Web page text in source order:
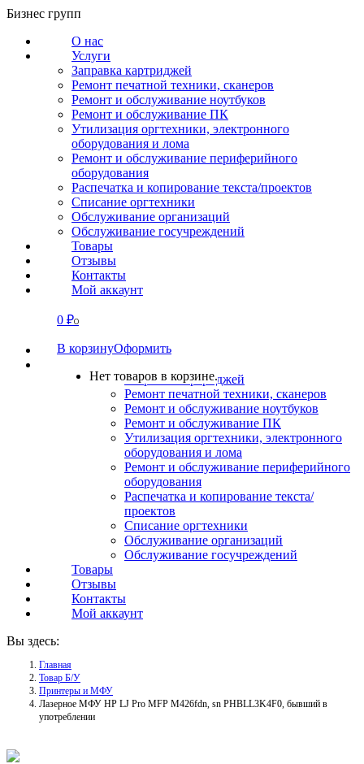
Перейти
содержанию
Бизнес групп
О нас
Услуги
Заправка картриджей
Ремонт печатной техники, сканеров
Ремонт и обслуживание ноутбуков
Ремонт и обслуживание ПК
Утилизация оргтехники, электронного
оборудования и лома
Ремонт и обслуживание периферийного
оборудования
Распечатка и копирование текста/проектов
Списание оргтехники
Обслуживание организаций
Обслуживание госучреждений
Товары
Отзывы
Контакты
Мой аккаунт
0 ₽0
В корзинуОформить
Нет товаров в корзине.
СВЯЗАТЬСЯ
О нас
Заправка картриджей
Ремонт печатной техники, сканеров
Ремонт и обслуживание ноутбуков
Ремонт и обслуживание ПК
Утилизация оргтехники, электронного
оборудования и лома
Ремонт и обслуживание периферийного
оборудования
Распечатка и копирование текста/
проектов
Списание оргтехники
Обслуживание организаций
Обслуживание госучреждений
Товары
Отзывы
Контакты
Мой аккаунт
Вы здесь:
Главная
Товар Б/У
Принтеры и МФУ
Лазерное МФУ HP LJ Pro MFP M426fdn, sn PHBLL3K4F0, бывший в
употреблении